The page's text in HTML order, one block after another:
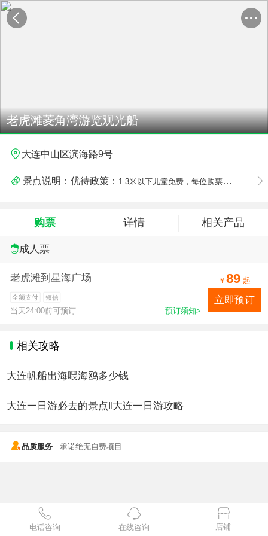
老虎滩菱角湾游览观光船
大连中山区滨海路9号
景点说明：优待政策： 1.3米以下儿童免费，每位购票成人最多可携带一名免票儿童。
菱角湾游船为指定时间发船，订票请先咨询客服发船时间。
；温馨提示：
；
购票 详情 相关产品
成人票
老虎滩到星海广场
全额支付 短信
当天24:00前可预订 预订须知>
￥89 起
立即预订
相关攻略
大连帆船出海喂海鸥多少钱
大连一日游必去的景点‖大连一日游攻略
品质服务 承诺绝无自费项目
电话咨询 在线咨询 店铺